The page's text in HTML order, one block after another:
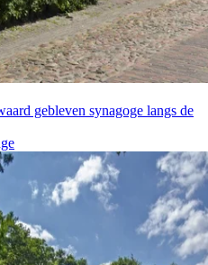
gebleven synagoge langs de